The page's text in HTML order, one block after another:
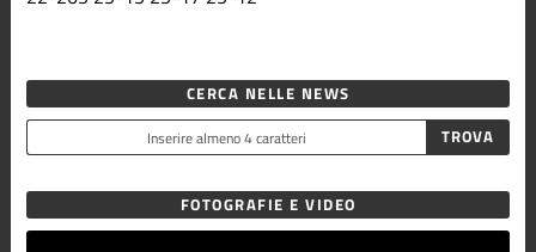
CERCA NELLE NEWS
FOTOGRAFIE E VIDEO